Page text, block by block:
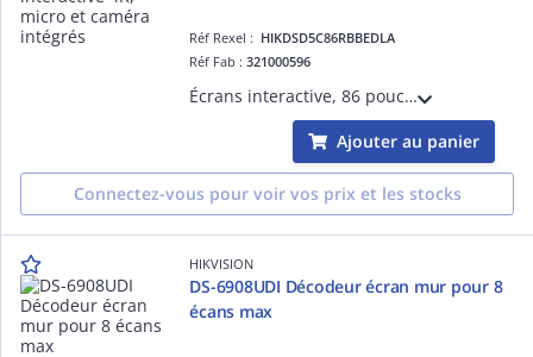
Réf Rexel : HIKDSD5C86RBBEDLA
Réf Fab :321000596
Écrans interactive, 86 pouces UHD 4K, anti-glare et anti-blocking, swith intégré, Android 13.0 mémoire 8Go, 128Go stockage intégré
Ajouter au panier
Connectez-vous pour voir vos prix et les stocks
HIKVISION
DS-6908UDI Décodeur écran mur pour 8
écans max